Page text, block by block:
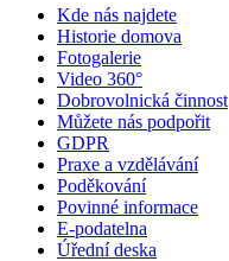
Kde nás najdete
Historie domova
Fotogalerie
Video 360°
Dobrovolnická činnost
Můžete nás podpořit
GDPR
Praxe a vzdělávání
Poděkování
Povinné informace
E-podatelna
Úřední deska